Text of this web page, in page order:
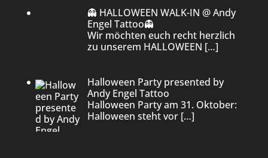
👻 HALLOWEEN WALK-IN @ Andy
Engel Tattoo👻
Wir möchten euch recht herzlich
zu unserem HALLOWEEN […]
Halloween Party presented by
Andy Engel Tattoo
Halloween Party am 31. Oktober:
Halloween steht vor […]